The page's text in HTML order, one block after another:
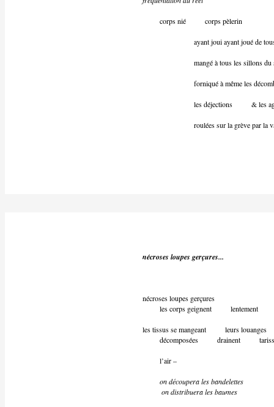
corps nié corps pèlerin
ayant joui ayant joué de tous
mangé à tous les sillons du
forniqué à même les
les déjections & les
roulées sur la grève par la
nécroses loupes gerçures...
nécroses loupes gerçures
les corps geignent lentement
les tissus se mangeant leurs louanges
décomposées drainent
l’air –
on découpera les bandelettes
on distribuera les baumes